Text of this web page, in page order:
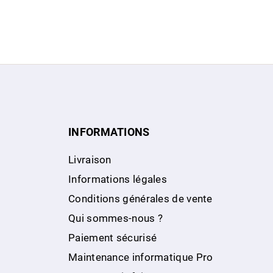
INFORMATIONS
Livraison
Informations légales
Conditions générales de vente
Qui sommes-nous ?
Paiement sécurisé
Maintenance informatique Pro